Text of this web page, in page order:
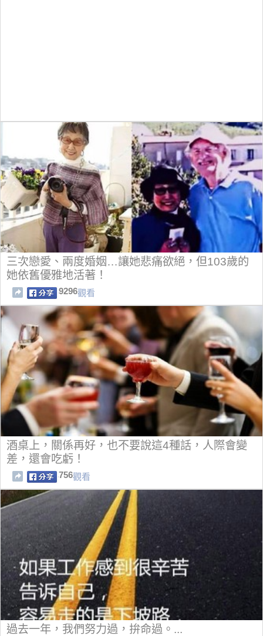
三次戀愛、兩度婚姻…讓她悲痛欲絕，但103歲的
她依舊優雅地活著！
9296觀看
酒桌上，關係再好，也不要說這4種話，人際會變
差，還會吃虧！
756觀看
過去一年，我們努力過，拚命過。...